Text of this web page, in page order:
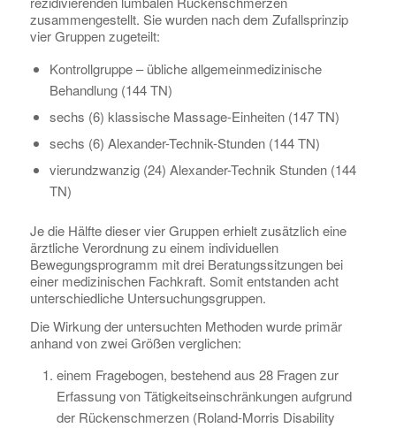
zusammengestellt. Sie wurden nach dem Zufallsprinzip
vier Gruppen zugeteilt:
Kontrollgruppe – übliche allgemeinmedizinische
Behandlung (144 TN)
sechs (6) klassische Massage-Einheiten (147 TN)
sechs (6) Alexander-Technik-Stunden (144 TN)
vierundzwanzig (24) Alexander-Technik Stunden (144
TN)
Je die Hälfte dieser vier Gruppen erhielt zusätzlich eine
ärztliche Verordnung zu einem individuellen
Bewegungsprogramm mit drei Beratungssitzungen bei
einer medizinischen Fachkraft. Somit entstanden acht
unterschiedliche Untersuchungsgruppen.
Die Wirkung der untersuchten Methoden wurde primär
anhand von zwei Größen verglichen:
einem Fragebogen, bestehend aus 28 Fragen zur
Erfassung von Tätigkeitseinschränkungen aufgrund
der Rückenschmerzen (Roland-Morris Disability